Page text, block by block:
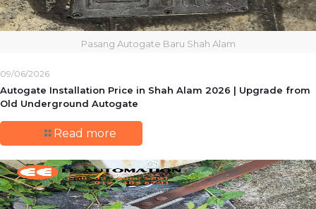
Pasang Autogate Baru Shah Alam
09/06/2026
Autogate Installation Price in Shah Alam 2026 | Upgrade from
Old Underground Autogate
Read more